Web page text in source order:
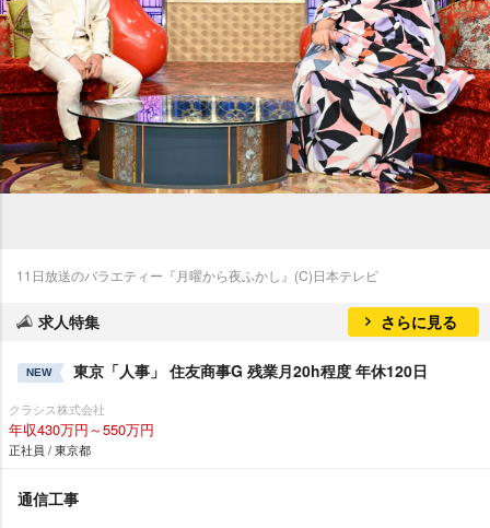
11日放送のバラエティー『月曜から夜ふかし』(C)日本テレビ
求人特集 さらに見る
NEW 東京「人事」 住友商事G 残業月20h程度 年休120日
クラシス株式会社
年収430万円～550万円
正社員 / 東京都
通信工事